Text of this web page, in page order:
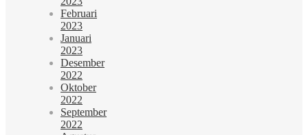
Februari
2023
Januari
2023
Desember
2022
Oktober
2022
September
2022